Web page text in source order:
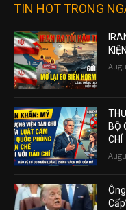
TIN HOT TRONG
BỘ
CHÍ